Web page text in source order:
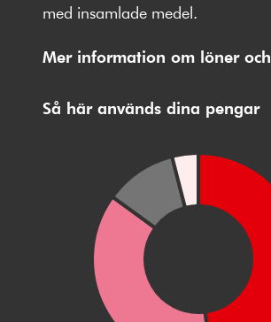
med insamlade medel.
Mer information om löner
Så här används dina pengar